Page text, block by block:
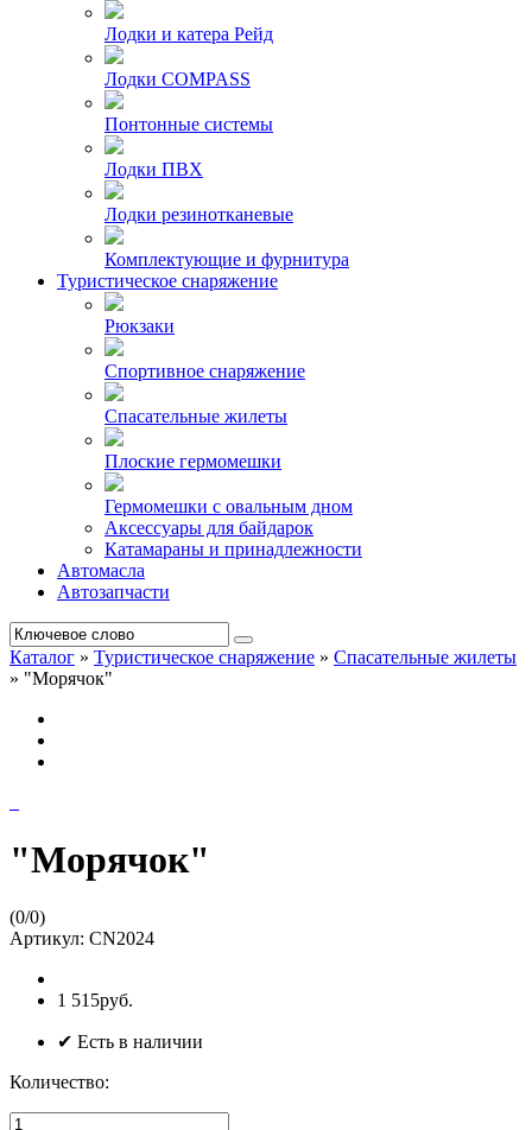
Лодки и катера Рейд
Лодки COMPASS
Понтонные системы
Лодки ПВХ
Лодки резинотканевые
Комплектующие и фурнитура
Туристическое снаряжение
Рюкзаки
Спортивное снаряжение
Спасательные жилеты
Плоские гермомешки
Гермомешки с овальным дном
Аксессуары для байдарок
Катамараны и принадлежности
Автомасла
Автозапчасти
Каталог » Туристическое снаряжение » Спасательные жилеты
» "Морячок"
"Морячок"
(0/0)
Артикул: CN2024
1 515руб.
✔ Есть в наличии
Количество: